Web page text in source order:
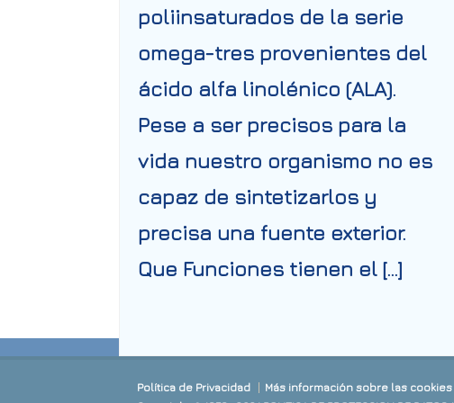
poliinsaturados de la serie
omega-tres provenientes del
ácido alfa linolénico (ALA).
Pese a ser precisos para la
vida nuestro organismo no es
capaz de sintetizarlos y
precisa una fuente exterior.
Que Funciones tienen el […]
Política de Privacidad
Más información sobre las cookies